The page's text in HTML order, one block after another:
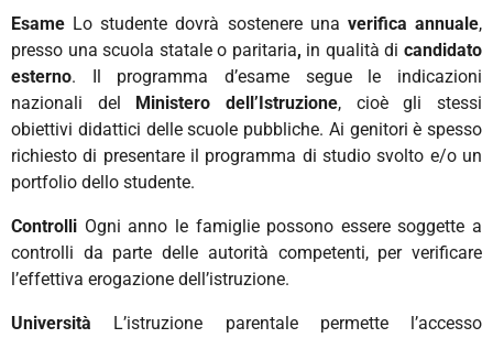
Esame Lo studente dovrà sostenere una verifica annuale,
presso una scuola statale o paritaria, in qualità di candidato
esterno. Il programma d’esame segue le
indicazioni
nazionali del Ministero dell’Istruzione, cioè gli stessi
obiettivi didattici delle scuole pubbliche. Ai genitori è spesso
richiesto di presentare il programma di studio svolto e/o un
portfolio dello studente.
Controlli Ogni anno le famiglie possono essere soggette a
controlli da parte delle autorità competenti, per verificare
l’effettiva erogazione dell’istruzione.
Università L’istruzione parentale permette l’accesso